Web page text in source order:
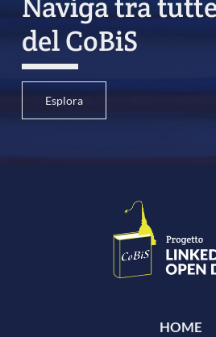
del CoBiS
Esplora
HOME